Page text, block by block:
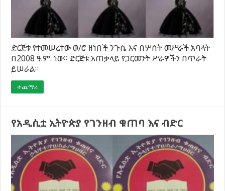
ድርጅቱ የተመሠረተው ወ/ሮ ዘነበች ንጉሴ እና በሦስት መሥራች አባላት
በ2008 ዓ.ም. ነው። ድርጅቱ አጠቃላይ የጋርመንት ሥራዎችን በጥራት
ይሠራል።
ተጨማሪ
የአዲሲቷ ኢትዮጵያ የገንዘብ ቁጠባ እና ብድር